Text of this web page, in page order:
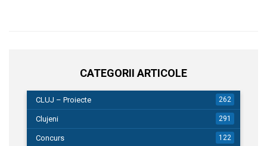
CATEGORII ARTICOLE
CLUJ – Proiecte 262
Clujeni 291
Concurs 122